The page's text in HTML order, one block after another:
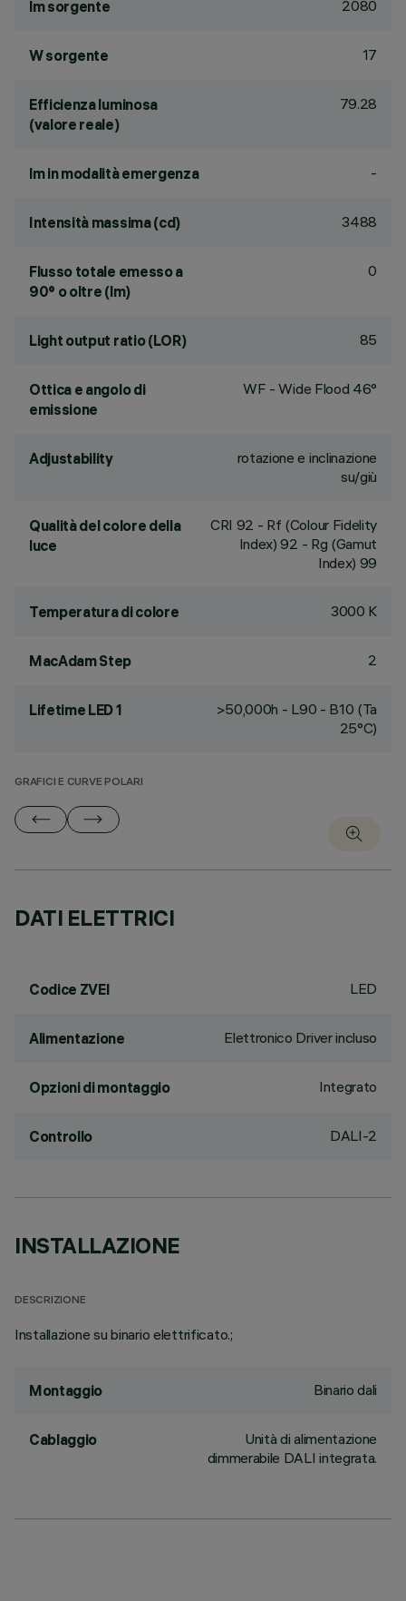
lm sorgente 2080
W sorgente 17
Efficienza luminosa
(valore reale)
79.28
lm in modalità emergenza -
Intensità massima (cd) 3488
Flusso totale emesso a
90° o oltre (lm)
0
Light output ratio (LOR) 85
Ottica e angolo di
emissione
WF - Wide Flood 46°
Adjustability
rotazione e inclinazione
su/giù
Qualità del colore della
luce
CRI 92 - Rf (Colour Fidelity
Index) 92 - Rg (Gamut
Index) 99
Temperatura di colore 3000 K
MacAdam Step 2
Lifetime LED 1
>50,000h - L90 - B10 (Ta
25°C)
GRAFICI E CURVE POLARI
DATI ELETTRICI
Codice ZVEI LED
Alimentazione Elettronico Driver incluso
Opzioni di montaggio Integrato
Controllo DALI-2
INSTALLAZIONE
DESCRIZIONE
Installazione su binario elettrificato.;
Montaggio Binario dali
Cablaggio
Unità di alimentazione
dimmerabile DALI integrata.